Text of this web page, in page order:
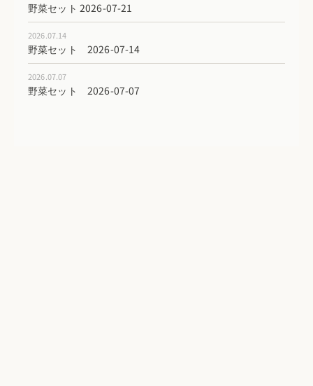
野菜セット 2026-07-21
2026.07.14
野菜セット 2026-07-14
2026.07.07
野菜セット 2026-07-07